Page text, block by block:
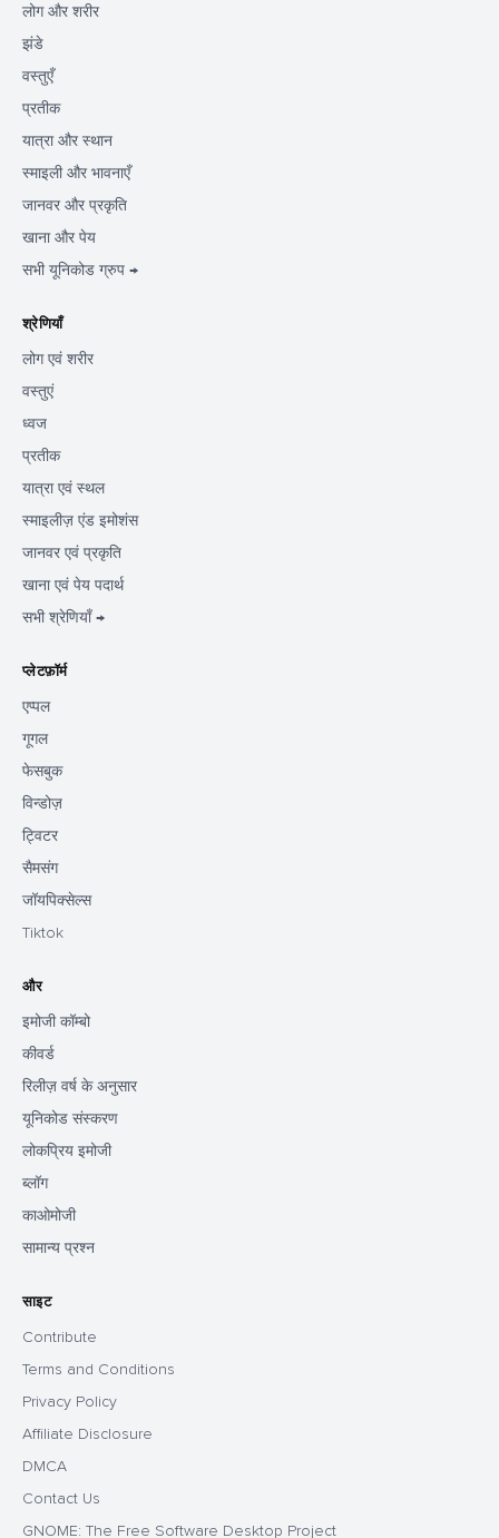
लोग और शरीर
झंडे
वस्तुएँ
प्रतीक
यात्रा और स्थान
स्माइली और भावनाएँ
जानवर और प्रकृति
खाना और पेय
सभी यूनिकोड ग्रुप →
श्रेणियाँ
लोग एवं शरीर
वस्तुएं
ध्वज
प्रतीक
यात्रा एवं स्थल
स्माइलीज़ एंड इमोशंस
जानवर एवं प्रकृति
खाना एवं पेय पदार्थ
सभी श्रेणियाँ →
प्लेटफ़ॉर्म
एप्पल
गूगल
फेसबुक
विन्डोज़
ट्विटर
सैमसंग
जॉयपिक्सेल्स
Tiktok
और
इमोजी कॉम्बो
कीवर्ड
रिलीज़ वर्ष के अनुसार
यूनिकोड संस्करण
लोकप्रिय इमोजी
ब्लॉग
काओमोजी
सामान्य प्रश्न
साइट
Contribute
Terms and Conditions
Privacy Policy
Affiliate Disclosure
DMCA
Contact Us
GNOME: The Free Software Desktop Project